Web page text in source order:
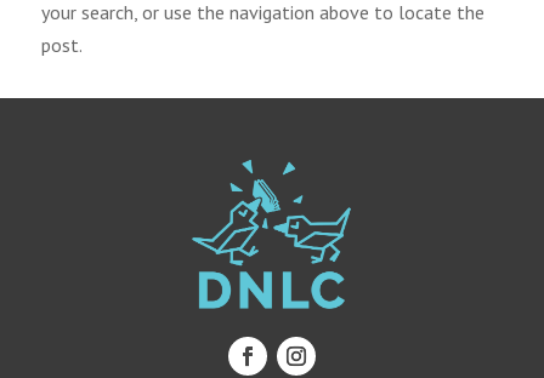
your search, or use the navigation above to locate the
post.